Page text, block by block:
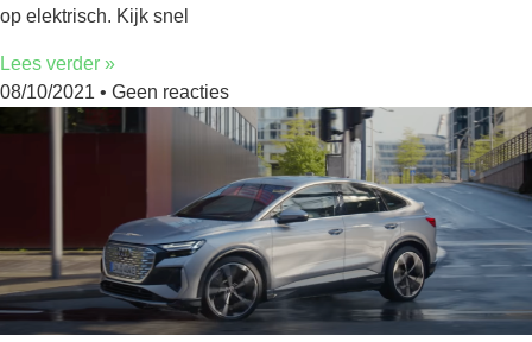
op elektrisch. Kijk snel
Lees verder »
08/10/2021
Geen reacties